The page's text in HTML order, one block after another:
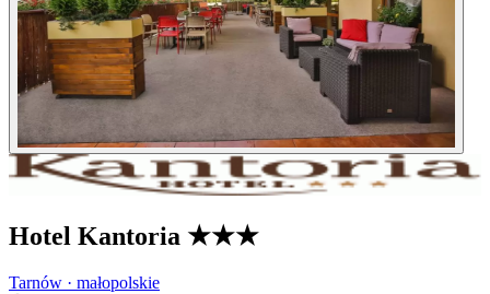
Hotel Kantoria ★★★
Tarnów · małopolskie